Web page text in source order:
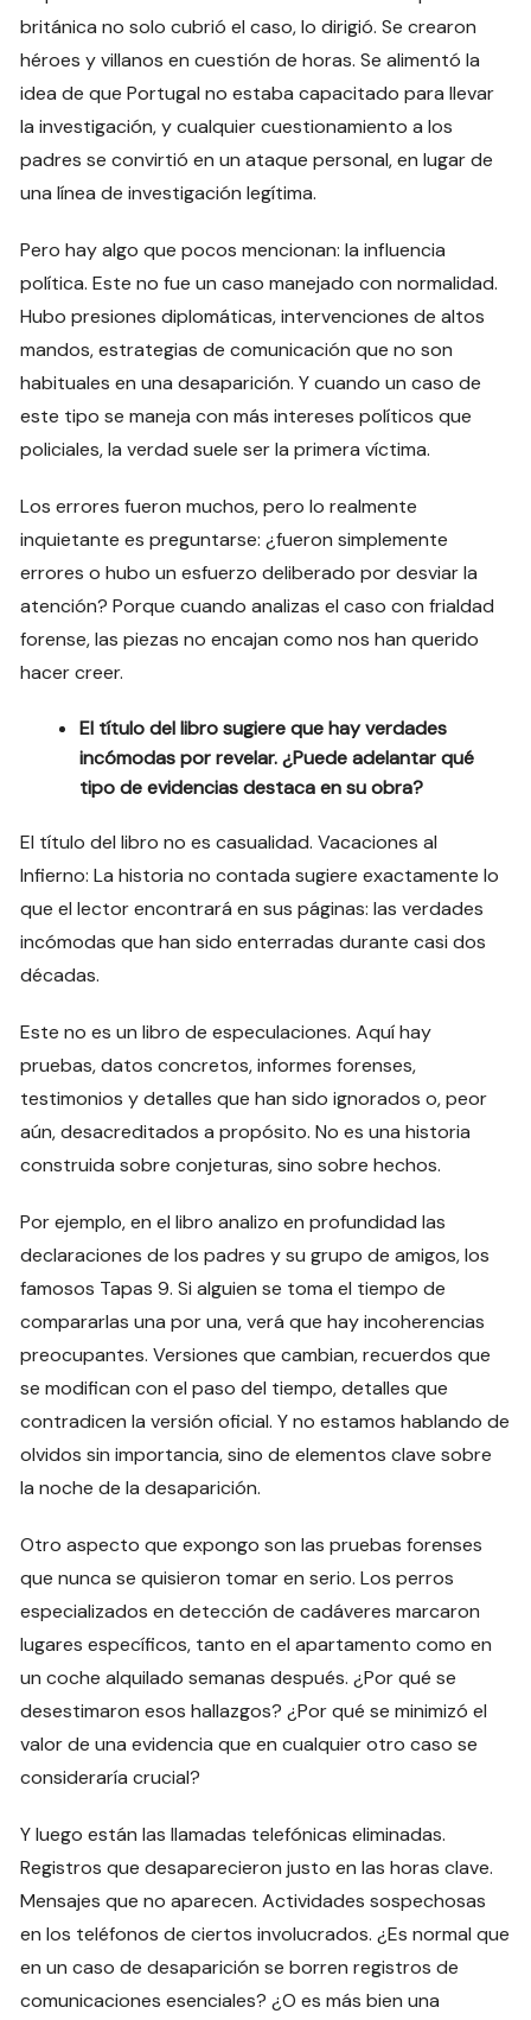
británica no solo cubrió el caso, lo dirigió. Se crearon
héroes y villanos en cuestión de horas. Se alimentó la
idea de que Portugal no estaba capacitado para llevar
la investigación, y cualquier cuestionamiento a los
padres se convirtió en un ataque personal, en lugar de
una línea de investigación legítima.
Pero hay algo que pocos mencionan: la influencia
política. Este no fue un caso manejado con normalidad.
Hubo presiones diplomáticas, intervenciones de altos
mandos, estrategias de comunicación que no son
habituales en una desaparición. Y cuando un caso de
este tipo se maneja con más intereses políticos que
policiales, la verdad suele ser la primera víctima.
Los errores fueron muchos, pero lo realmente
inquietante es preguntarse: ¿fueron simplemente
errores o hubo un esfuerzo deliberado por desviar la
atención? Porque cuando analizas el caso con frialdad
forense, las piezas no encajan como nos han querido
hacer creer.
El título del libro sugiere que hay verdades
incómodas por revelar. ¿Puede adelantar qué
tipo de evidencias destaca en su obra?
El título del libro no es casualidad. Vacaciones al
Infierno: La historia no contada sugiere exactamente lo
que el lector encontrará en sus páginas: las verdades
incómodas que han sido enterradas durante casi dos
décadas.
Este no es un libro de especulaciones. Aquí hay
pruebas, datos concretos, informes forenses,
testimonios y detalles que han sido ignorados o, peor
aún, desacreditados a propósito. No es una historia
construida sobre conjeturas, sino sobre hechos.
Por ejemplo, en el libro analizo en profundidad las
declaraciones de los padres y su grupo de amigos, los
famosos Tapas 9. Si alguien se toma el tiempo de
compararlas una por una, verá que hay incoherencias
preocupantes. Versiones que cambian, recuerdos que
se modifican con el paso del tiempo, detalles que
contradicen la versión oficial. Y no estamos hablando de
olvidos sin importancia, sino de elementos clave sobre
la noche de la desaparición.
Otro aspecto que expongo son las pruebas forenses
que nunca se quisieron tomar en serio. Los perros
especializados en detección de cadáveres marcaron
lugares específicos, tanto en el apartamento como en
un coche alquilado semanas después. ¿Por qué se
desestimaron esos hallazgos? ¿Por qué se minimizó el
valor de una evidencia que en cualquier otro caso se
consideraría crucial?
Y luego están las llamadas telefónicas eliminadas.
Registros que desaparecieron justo en las horas clave.
Mensajes que no aparecen. Actividades sospechosas
en los teléfonos de ciertos involucrados. ¿Es normal que
en un caso de desaparición se borren registros de
comunicaciones esenciales? ¿O es más bien una